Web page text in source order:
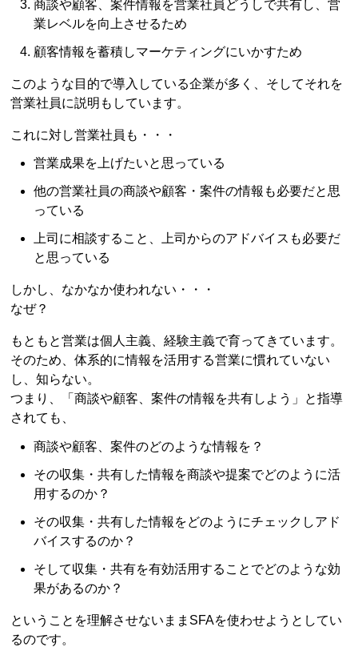
商談や顧客、案件情報を営業社員どうしで共有し、営
業レベルを向上させるため
顧客情報を蓄積しマーケティングにいかすため
このような目的で導入している企業が多く、そしてそれを
営業社員に説明もしています。
これに対し営業社員も・・・
営業成果を上げたいと思っている
他の営業社員の商談や顧客・案件の情報も必要だと思
っている
上司に相談すること、上司からのアドバイスも必要だ
と思っている
しかし、なかなか使われない・・・
なぜ？
もともと営業は個人主義、経験主義で育ってきています。
そのため、体系的に情報を活用する営業に慣れていない
し、知らない。
つまり、「商談や顧客、案件の情報を共有しよう」と指導
されても、
商談や顧客、案件のどのような情報を？
その収集・共有した情報を商談や提案でどのように活
用するのか？
その収集・共有した情報をどのようにチェックしアド
バイスするのか？
そして収集・共有を有効活用することでどのような効
果があるのか？
ということを理解させないままSFAを使わせようとしてい
るのです。